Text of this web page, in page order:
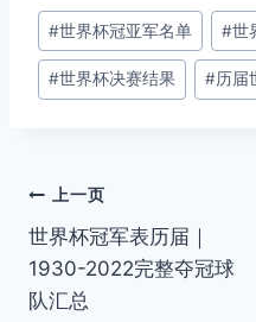
文
章
标
#世界杯冠亚军名单 #世
#世界杯决赛结果 #历届
文
章
导
上一页
世界杯冠军表历届｜
1930-2022完整夺冠球
队汇总